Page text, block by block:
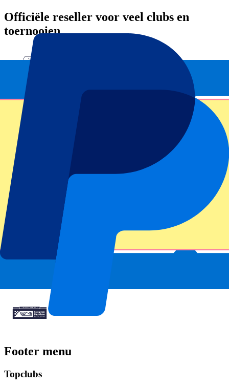
Officiële reseller voor veel clubs en
toernooien
Footer menu
Topclubs